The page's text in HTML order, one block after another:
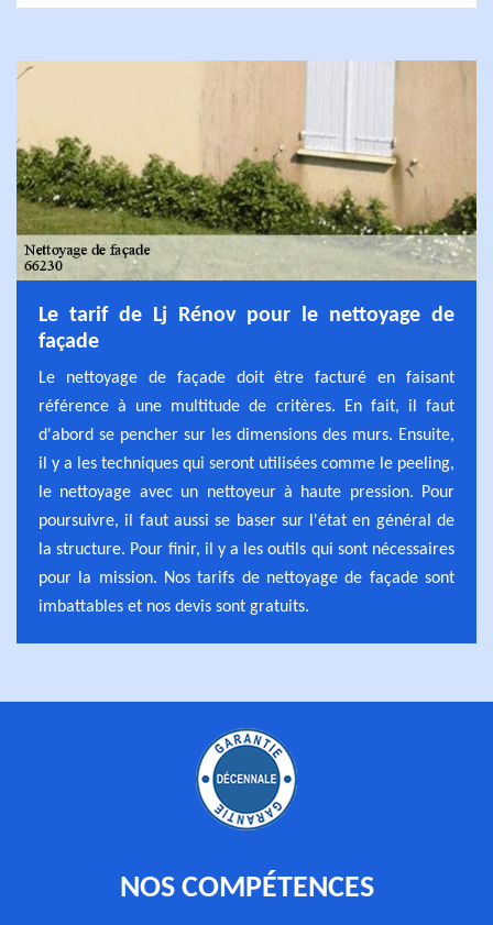
Le tarif de Lj Rénov pour le nettoyage de
façade
Le nettoyage de façade doit être facturé en faisant
référence à une multitude de critères. En fait, il faut
d'abord se pencher sur les dimensions des murs. Ensuite,
il y a les techniques qui seront utilisées comme le peeling,
le nettoyage avec un nettoyeur à haute pression. Pour
poursuivre, il faut aussi se baser sur l'état en général de
la structure. Pour finir, il y a les outils qui sont nécessaires
pour la mission. Nos tarifs de nettoyage de façade sont
imbattables et nos devis sont gratuits.
NOS COMPÉTENCES